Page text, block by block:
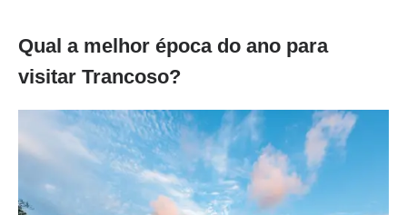
Qual a melhor época do ano para
visitar Trancoso?